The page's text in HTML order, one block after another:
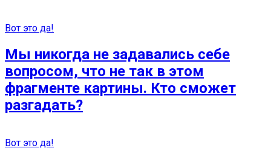
Вот это да!
Мы никогда не задавались себе
вопросом, что не так в этом
фрагменте картины. Кто сможет
разгадать?
Вот это да!